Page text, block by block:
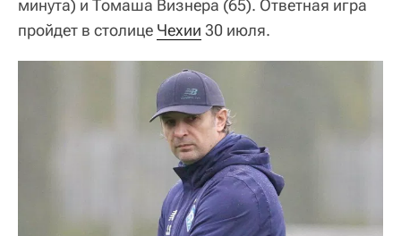
минута) и Томаша Визнера (65). Ответная игра
пройдет в столице Чехии 30 июля.